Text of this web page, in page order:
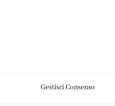
Gestisci Consenso